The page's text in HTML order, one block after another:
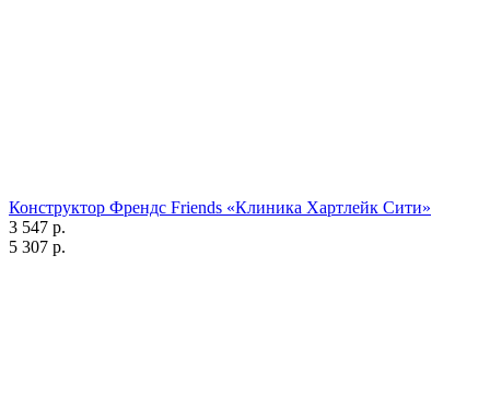
Конструктор Френдс Friends «Клиника Хартлейк Сити»
3 547 р.
5 307 р.